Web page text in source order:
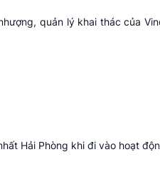
quản lý khai thác của
Hải Phòng khi đi vào hoạt